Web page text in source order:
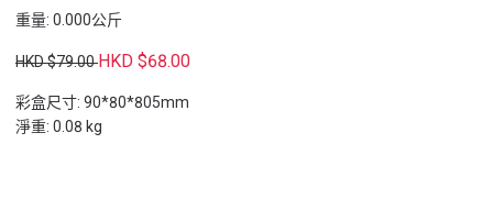
重量: 0.000公斤
HKD $79.00HKD $68.00
彩盒尺寸: 90*80*805mm
淨重: 0.08 kg